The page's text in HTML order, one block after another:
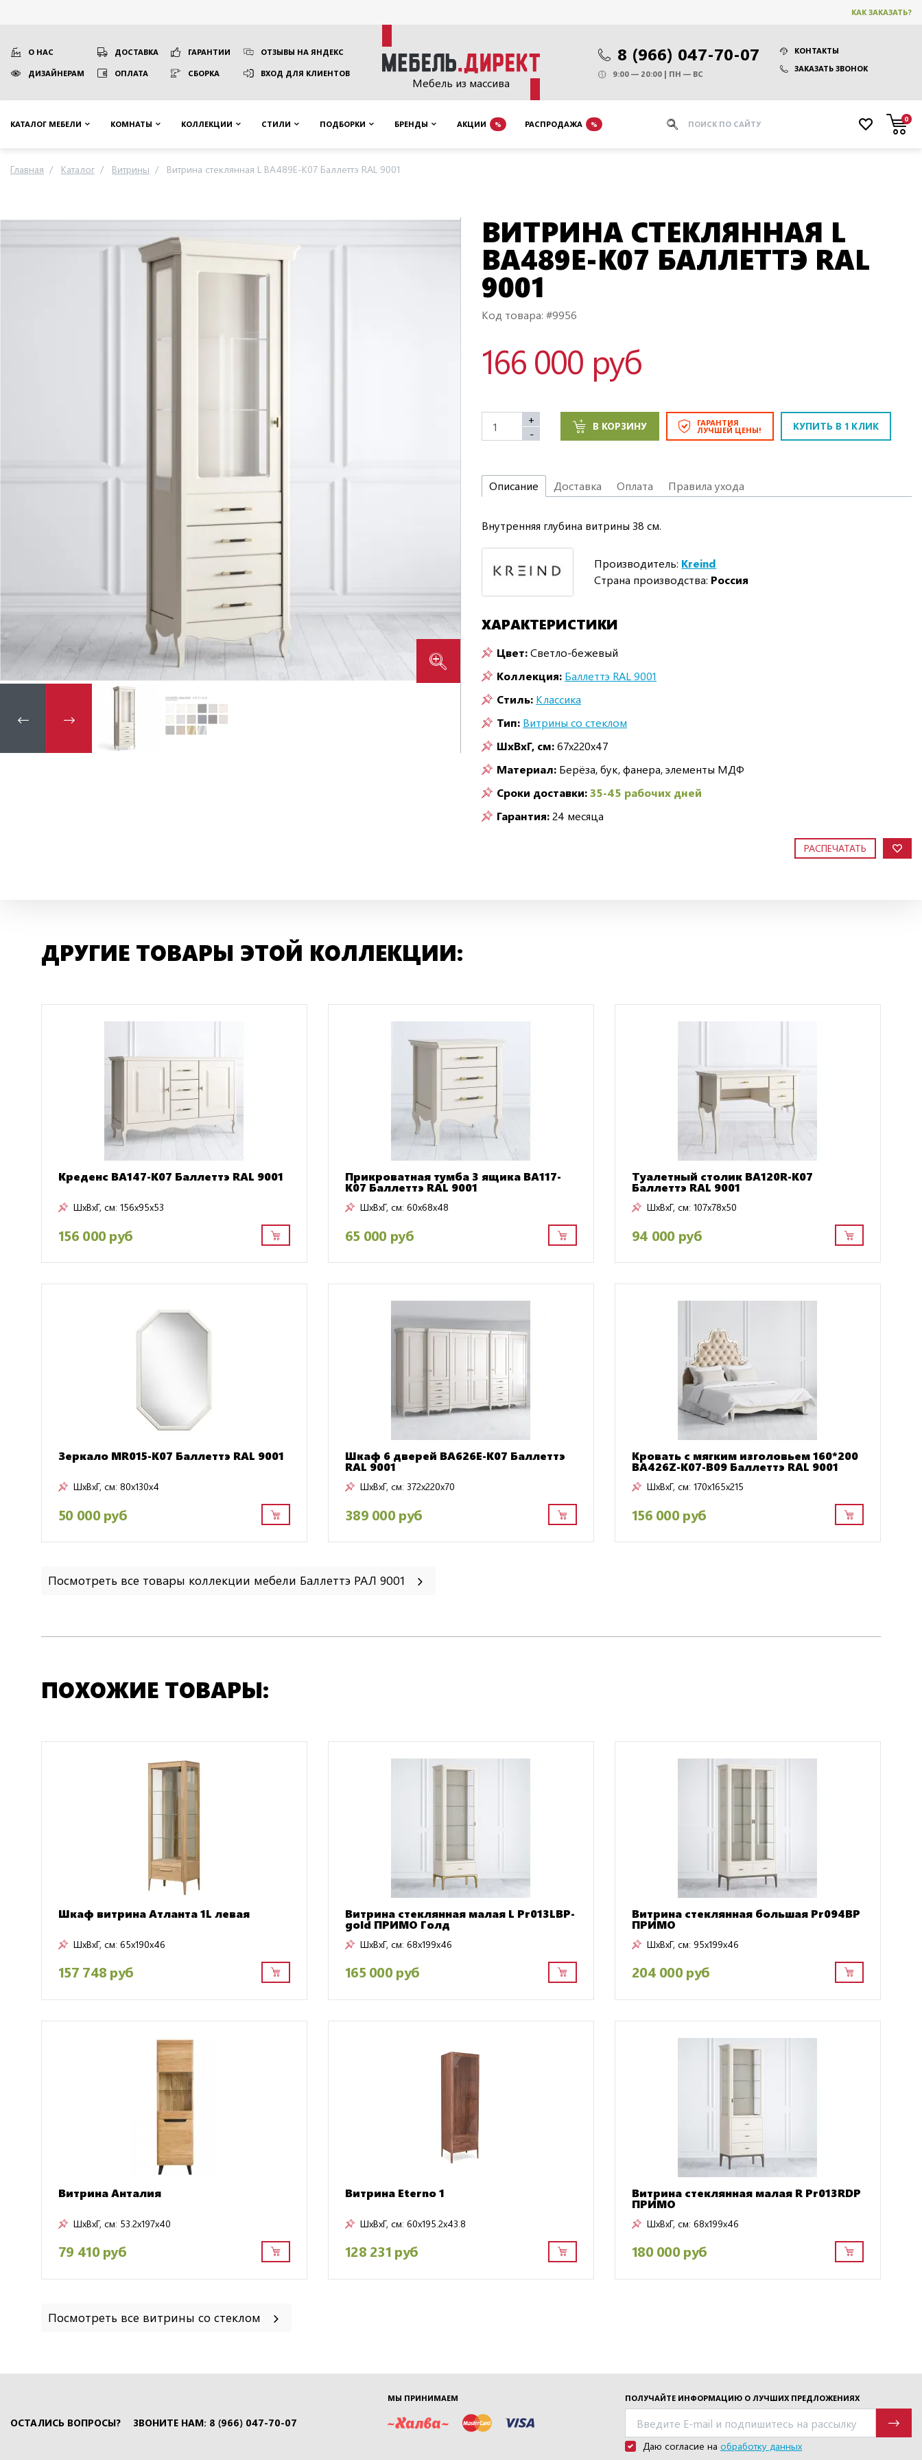
КАК ЗАКАЗАТЬ?
Мебель из массива
О НАС ДОСТАВКА ГАРАНТИИ ОТЗЫВЫ НА ЯНДЕКС
ДИЗАЙНЕРАМ ОПЛАТА СБОРКА ВХОД ДЛЯ КЛИЕНТОВ
8 (966) 047-70-07
КОНТАКТЫ
ЗАКАЗАТЬ ЗВОНОК
9:00 — 20:00 | ПН — ВС
КАТАЛОГ МЕБЕЛИ КОМНАТЫ КОЛЛЕКЦИИ СТИЛИ ПОДБОРКИ БРЕНДЫ АКЦИИ % РАСПРОДАЖА %
0
Главная Каталог Витрины Витрина стеклянная L BA489E-K07 Баллеттэ RAL 9001
ВИТРИНА СТЕКЛЯННАЯ L
BA489E-K07 БАЛЛЕТТЭ RAL
9001
Код товара: #9956
166 000 руб
+
-
В КОРЗИНУ ГАРАНТИЯ
ЛУЧШЕЙ ЦЕНЫ! КУПИТЬ В 1 КЛИК
Описание Доставка Оплата Правила ухода
Внутренняя глубина витрины 38 см.
Производитель: Kreind
Страна производства: Россия
ХАРАКТЕРИСТИКИ
Цвет:Светло-бежевый
Коллекция: Баллеттэ RAL 9001
Стиль: Классика
Тип: Витрины со стеклом
ШxВxГ, см:67x220x47
Материал: Берёза, бук, фанера, элементы МДФ
Сроки доставки:35-45 рабочих дней
Гарантия:24 месяца
РАСПЕЧАТАТЬ
ДРУГИЕ ТОВАРЫ ЭТОЙ КОЛЛЕКЦИИ:
Креденс BA147-K07 Баллеттэ RAL 9001
ШxВxГ, см: 156x95x53
156 000 руб
Прикроватная тумба 3 ящика BA117-
K07 Баллеттэ RAL 9001
ШxВxГ, см: 60x68x48
65 000 руб
Туалетный столик BA120R-K07
Баллеттэ RAL 9001
ШxВxГ, см: 107x78x50
94 000 руб
Зеркало MR015-K07 Баллеттэ RAL 9001
ШxВxГ, см: 80x130x4
50 000 руб
Шкаф 6 дверей BA626E-K07 Баллеттэ
RAL 9001
ШxВxГ, см: 372x220x70
389 000 руб
Кровать с мягким изголовьем 160*200
BA426Z-K07-B09 Баллеттэ RAL 9001
ШxВxГ, см: 170x165x215
156 000 руб
Посмотреть все товары коллекции мебели Баллеттэ РАЛ 9001
ПОХОЖИЕ ТОВАРЫ:
Шкаф витрина Атланта 1L левая
ШxВxГ, см: 65x190x46
157 748 руб
Витрина стеклянная малая L Pr013LBP-
gold ПРИМО Голд
ШxВxГ, см: 68x199x46
165 000 руб
Витрина стеклянная большая Pr094BP
ПРИМО
ШxВxГ, см: 95x199x46
204 000 руб
Витрина Анталия
ШxВxГ, см: 53.2x197x40
79 410 руб
Витрина Eterno 1
ШxВxГ, см: 60x195.2x43.8
128 231 руб
Витрина стеклянная малая R Pr013RDP
ПРИМО
ШxВxГ, см: 68x199x46
180 000 руб
Посмотреть все витрины со стеклом
ОСТАЛИСЬ ВОПРОСЫ? ЗВОНИТЕ НАМ: 8 (966) 047-70-07
ПОЛУЧАЙТЕ ИНФОРМАЦИЮ О ЛУЧШИХ ПРЕДЛОЖЕНИЯХ
Даю согласие наобработку данных
МЫ ПРИНИМАЕМ